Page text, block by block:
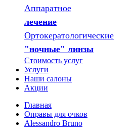
Аппаратное
лечение
Ортокератологические
"ночные" линзы
Стоимость услуг
Услуги
Наши салоны
Акции
Главная
Оправы для очков
Alessandro Bruno